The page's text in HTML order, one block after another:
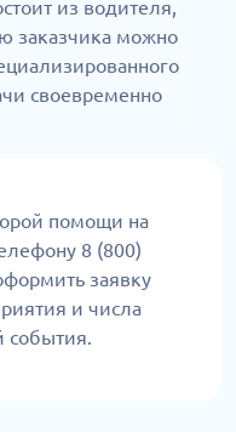
из водителя,
заказчика можно
своевременно
помощи на
8 (800)
заявку
и числа
события.